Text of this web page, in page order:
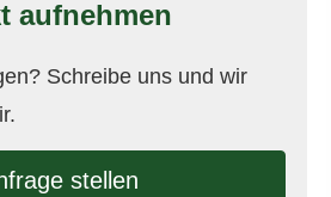
aufnehmen
Schreibe uns und wir
stellen